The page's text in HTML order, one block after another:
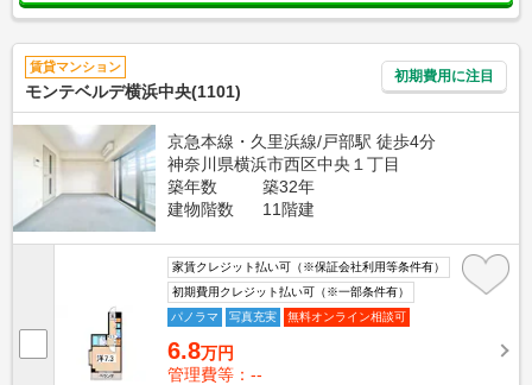
賃貸マンション
モンテベルデ横浜中央(1101)
初期費用に注目
京急本線・久里浜線/戸部駅 徒歩4分
神奈川県横浜市西区中央１丁目
築年数
築32年
建物階数
11階建
家賃クレジット払い可（※保証会社利用等条件有）
初期費用クレジット払い可（※一部条件有）
パノラマ
写真充実 無料オンライン相談可
6.8万円
管理費等：--